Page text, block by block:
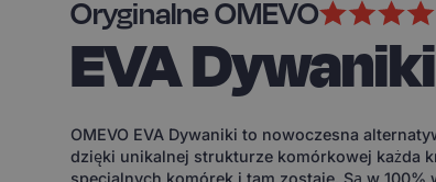
Oryginalne OMEVO
EVA Dywaniki
OMEVO EVA Dywaniki to nowoczesna
dzięki unikalnej strukturze komórkowej każda
specjalnych komórek i tam zostaje. Są w